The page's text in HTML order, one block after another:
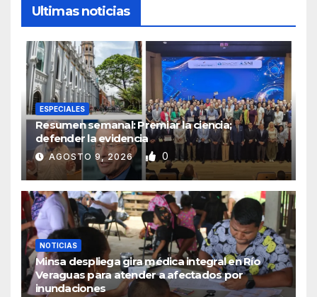
Ultimas noticias
ESPECIALES
Resumen semanal: Premiar la ciencia;
defender la evidencia
AGOSTO 9, 2026 0
NOTICIAS
Minsa despliega gira médica integral en Río
Veraguas para atender a afectados por
inundaciones